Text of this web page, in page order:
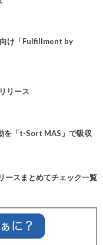
け「Fulfillment by
リース
を「t-Sort MAS」で吸収
ースまとめてチェック一覧